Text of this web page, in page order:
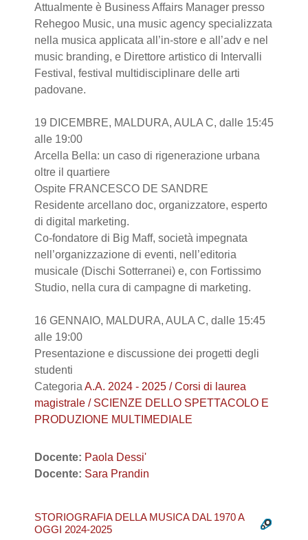
Attualmente è Business Affairs Manager presso
Rehegoo Music, una music agency specializzata
nella musica applicata all’in-store e all’adv e nel
music branding, e Direttore artistico di Intervalli
Festival, festival multidisciplinare delle arti
padovane.
19 DICEMBRE, MALDURA, AULA C, dalle 15:45
alle 19:00
Arcella Bella: un caso di rigenerazione urbana
oltre il quartiere
Ospite FRANCESCO DE SANDRE
Residente arcellano doc, organizzatore, esperto
di digital marketing.
Co-fondatore di Big Maff, società impegnata
nell’organizzazione di eventi, nell’editoria
musicale (Dischi Sotterranei) e, con Fortissimo
Studio, nella cura di campagne di marketing.
16 GENNAIO, MALDURA, AULA C, dalle 15:45
alle 19:00
Presentazione e discussione dei progetti degli
studenti
Categoria A.A. 2024 - 2025 / Corsi di laurea
magistrale / SCIENZE DELLO SPETTACOLO E
PRODUZIONE MULTIMEDIALE
Docente: Paola Dessi'
Docente: Sara Prandin
STORIOGRAFIA DELLA MUSICA DAL 1970 A
OGGI 2024-2025